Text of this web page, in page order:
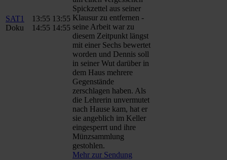
SAT1
Doku
13:55
14:55
13:55
14:55
Spickzettel aus seiner
Klausur zu entfernen -
seine Arbeit war zu
diesem Zeitpunkt längst
mit einer Sechs bewertet
worden und Dennis soll
in seiner Wut darüber in
dem Haus mehrere
Gegenstände
zerschlagen haben. Als
die Lehrerin unvermutet
nach Hause kam, hat er
sie angeblich im Keller
eingesperrt und ihre
Münzsammlung
gestohlen.
Mehr zur Sendung